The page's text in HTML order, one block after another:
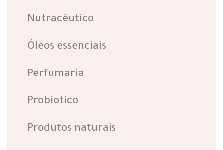
Nutracêutico
Óleos essenciais
Perfumaria
Probiotico
Produtos naturais